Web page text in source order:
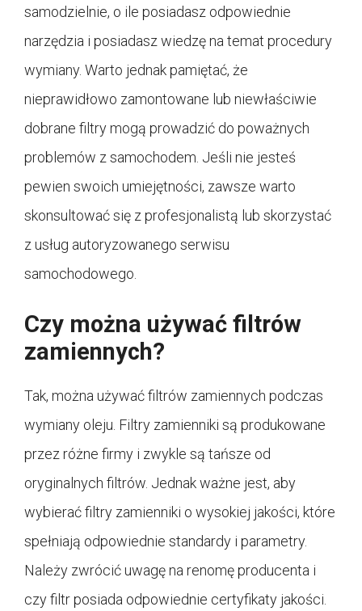
samodzielnie, o ile posiadasz odpowiednie
narzędzia i posiadasz wiedzę na temat procedury
wymiany. Warto jednak pamiętać, że
nieprawidłowo zamontowane lub niewłaściwie
dobrane filtry mogą prowadzić do poważnych
problemów z samochodem. Jeśli nie jesteś
pewien swoich umiejętności, zawsze warto
skonsultować się z profesjonalistą lub skorzystać
z usług autoryzowanego serwisu
samochodowego.
Czy można używać filtrów
zamiennych?
Tak, można używać filtrów zamiennych podczas
wymiany oleju. Filtry zamienniki są produkowane
przez różne firmy i zwykle są tańsze od
oryginalnych filtrów. Jednak ważne jest, aby
wybierać filtry zamienniki o wysokiej jakości, które
spełniają odpowiednie standardy i parametry.
Należy zwrócić uwagę na renomę producenta i
czy filtr posiada odpowiednie certyfikaty jakości.